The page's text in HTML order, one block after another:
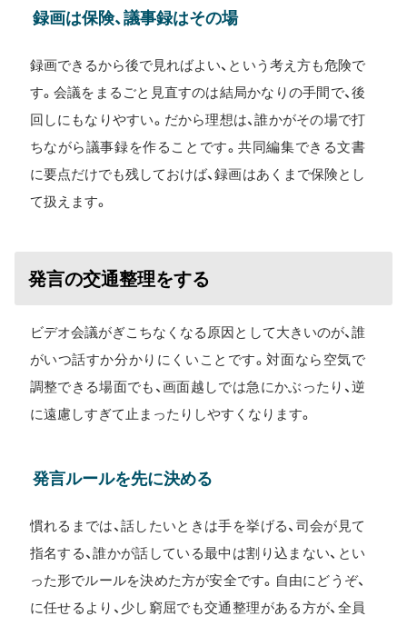
録画は保険、議事録はその場
録画できるから後で見ればよい、という考え方も危険で
す。会議をまるごと見直すのは結局かなりの手間で、後
回しにもなりやすい。だから理想は、誰かがその場で打
ちながら議事録を作ることです。共同編集できる文書
に要点だけでも残しておけば、録画はあくまで保険とし
て扱えます。
発言の交通整理をする
ビデオ会議がぎこちなくなる原因として大きいのが、誰
がいつ話すか分かりにくいことです。対面なら空気で
調整できる場面でも、画面越しでは急にかぶったり、逆
に遠慮しすぎて止まったりしやすくなります。
発言ルールを先に決める
慣れるまでは、話したいときは手を挙げる、司会が見て
指名する、誰かが話している最中は割り込まない、とい
った形でルールを決めた方が安全です。自由にどうぞ、
に任せるより、少し窮屈でも交通整理がある方が、全員